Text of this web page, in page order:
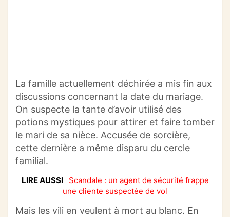
La famille actuellement déchirée a mis fin aux
discussions concernant la date du mariage.
On suspecte la tante d’avoir utilisé des
potions mystiques pour attirer et faire tomber
le mari de sa nièce. Accusée de sorcière,
cette dernière a même disparu du cercle
familial.
LIRE AUSSI
Scandale : un agent de sécurité frappe
une cliente suspectée de vol
Mais les vili en veulent à mort au blanc. En